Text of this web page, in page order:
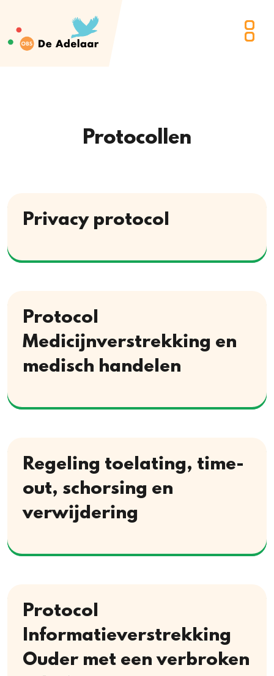
Protocollen
Privacy protocol
Protocol
Medicijnverstrekking en
medisch handelen
Regeling toelating, time-
out, schorsing en
verwijdering
Protocol
Informatieverstrekking
Ouder met een verbroken